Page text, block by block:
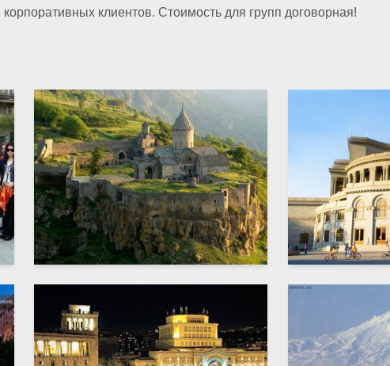
клиентов. Стоимость для групп договорная!